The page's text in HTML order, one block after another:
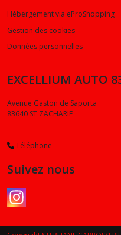
Hébergement via eProShopping
Gestion des cookies
Données personnelles
EXCELLIUM AUTO
Avenue Gaston de Saporta
83640 ST ZACHARIE
Téléphone
Suivez nous